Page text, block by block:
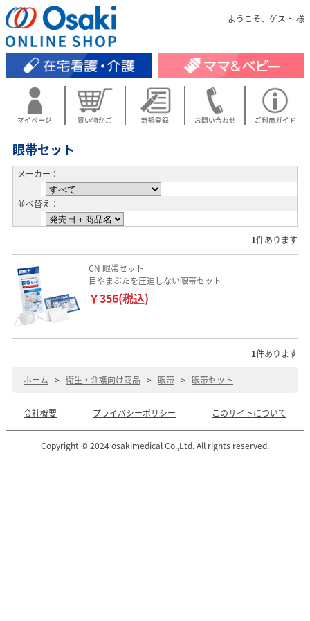
ようこそ、ゲスト 様
マイページ 買い物かご 新規登録 お問い合わせ ご利用ガイド
眼帯セット
メーカー：
並べ替え：
1件あります
CN 眼帯セット
目やまぶたを圧迫しない眼帯セット
￥356(税込)
1件あります
ホーム > 衛生・介護向け商品 > 眼帯 > 眼帯セット
会社概要 プライバシーポリシー このサイトについて
Copyright © 2024 osakimedical Co.,Ltd. All rights reserved.